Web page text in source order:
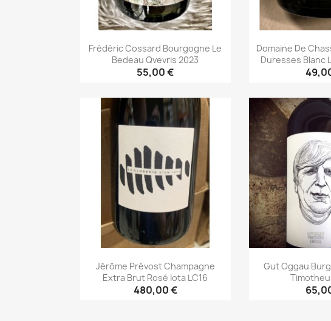
Frédéric Cossard Bourgogne Le
Bedeau Qvevris 2023
55,00 €
Aperçu rapide
Domaine De
Duresses Blanc

Jérôme Prévost Champagne
Extra Brut Rosé Iota LC16
480,00 €
Gut Oggau